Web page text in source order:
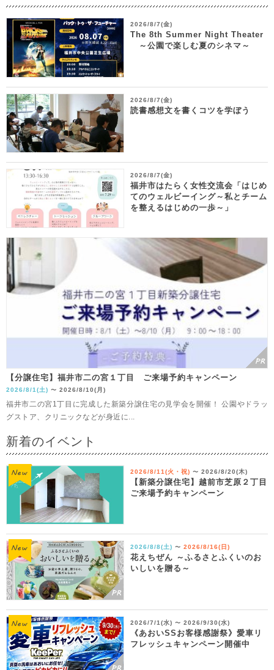
2026/8/7(金)
The 8th Summer Night Theater
～公園で楽しむ夏のシネマ～
2026/8/7(金)
読書感想文を書くコツを学ぼう
2026/8/7(金)
福井市はたらく女性交流会「はじめ
てのウェルビーイング～私とチーム
を整えるはじめの一歩～」
【分譲住宅】福井市二の宮１丁目 ご来場予約キャンペーン
2026/8/1(土) 〜 2026/8/10(月)
福井市二の宮1丁目に完成した新築分譲住宅の見学会を開催！ 公園やドラッ
グストア、クリニックなどが身近に...
新着のイベント
2026/8/11(火・祝) 〜 2026/8/20(木)
【新築分譲住宅】越前市芝原２丁目
ご来場予約キャンペーン
2026/8/8(土) 〜 2026/8/16(日)
花えちぜん ～ふるさとふくいのお
いしいを贈る～
2026/7/1(水) 〜 2026/9/30(水)
《あおいSSお客様感謝祭》愛車リ
フレッシュキャンペーン開催中